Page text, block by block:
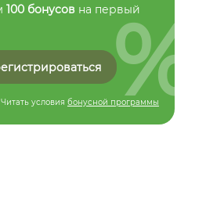
100 бонусов на первый
Читать условия бонусной программы
%